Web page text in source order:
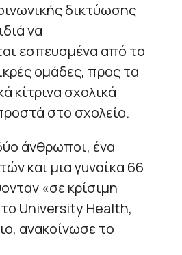
δικτύωσης
να
εσπευσμένα από το
ομάδες, προς τα
κίτρινα σχολικά
στο σχολείο.
άνθρωποι, ένα
και μια γυναίκα 66
«σε κρίσιμη
University Health,
ανακοίνωσε το